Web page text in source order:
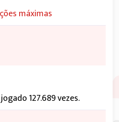
máximas
127.689 vezes.